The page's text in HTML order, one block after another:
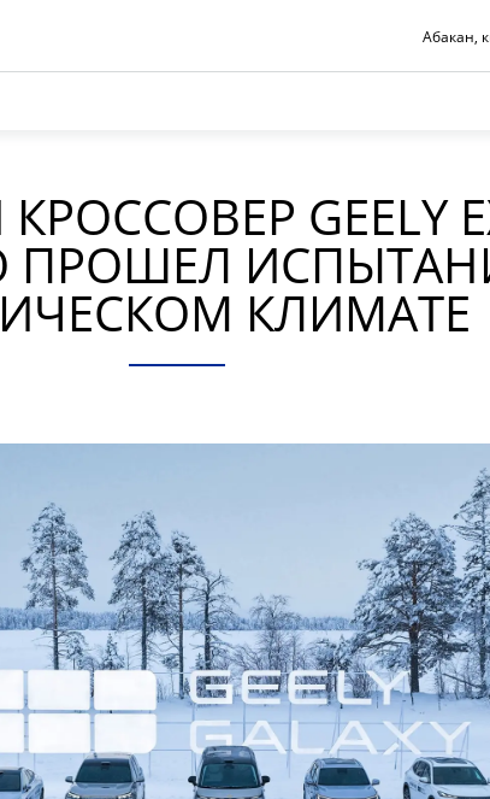
Абакан,
GEELY
КЛИМАТЕ